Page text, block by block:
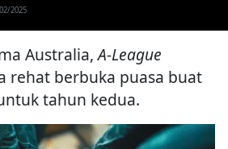
2025
Australia,A-League
rehat berbuka puasa buat
tahun kedua.